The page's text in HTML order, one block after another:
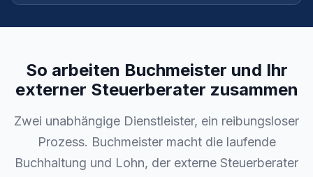
So arbeiten Buchmeister und Ihr
externer Steuerberater zusammen
Zwei unabhängige Dienstleister, ein reibungsloser
Prozess. Buchmeister macht die laufende
Buchhaltung und Lohn, der externe Steuerberater